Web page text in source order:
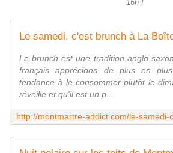
16h !
Le samedi, c'est brunch à La
Le brunch est une tradition anglo-
français apprécions de plus en
tendance à le consommer plutôt le
réveille et qu'il est un p...